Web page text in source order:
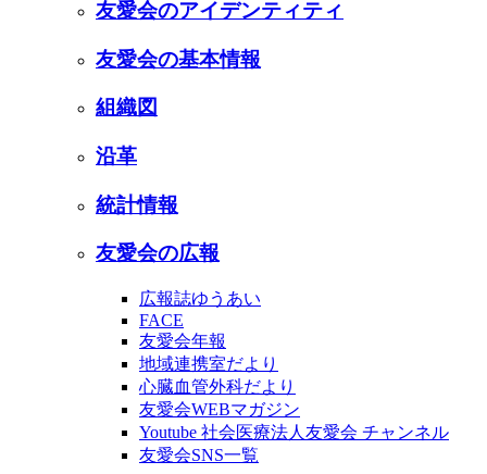
友愛会のアイデンティティ
友愛会の基本情報
組織図
沿革
統計情報
友愛会の広報
広報誌ゆうあい
FACE
友愛会年報
地域連携室だより
心臓血管外科だより
友愛会WEBマガジン
Youtube 社会医療法人友愛会 チャンネル
友愛会SNS一覧